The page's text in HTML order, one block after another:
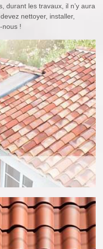
durant les travaux, il n’y aura
nettoyer, installer,
nous !